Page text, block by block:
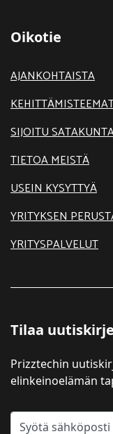
Oikotie
AJANKOHTAISTA
SIJOITU
TIETOA MEISTÄ
USEIN KYSYTTYÄ
YRITYKSEN
YRITYSPALVELUT
Tilaa uutiskirje
Prizztechin
elinkeinoelämän